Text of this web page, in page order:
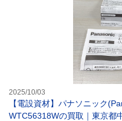
2025/10/03
【電設資材】パナソニック
WTC56318Wの買取｜東京都